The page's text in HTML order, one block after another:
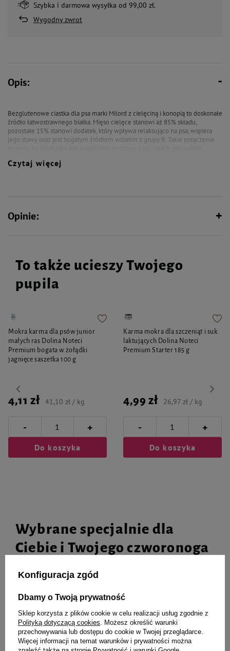
Szybka i darmowa wysyłka od 99,00 zł.
Wygodny zwrot
Opis:
Bezglutenowe ciastka dla psa marki Milord z cielęciną i konopią to doskonałe
źródło łatwostrawnego białka. Mięso cielęce stanowi aż 85% składu,
pozostałe 15% stanowi dodatek, który wpływa relaksująco na psa, wspiera
jego stawy oraz jest bogatym źródłem witamin z grupy B. Takie połączenie
robione ciasteczka poddawane są procesowi suszenia ciepłym powietrzem,
Czytaj więcej
Opinie:
To także ucieszy Twojego
pupila
Mokra karma dla psów junior
małych ras Dolina Noteci
Premium bogata w żołądki
jagnięce saszetka 100 g
4,11 zł 41,10 zł / kg
- +
Do koszyka
Karma mokra dla szczeniąt i suk
laktujących Dolina Noteci
Premium Starter 185 g
4,99 zł 26,97 zł / kg
- +
Do koszyka
Wybrane specjalnie dla
Ciebie i Twojego czworonoga
Mokra karma dla psa Rafi z
Mokra karma dla psów małych
cielęcina, pomidorami i
makaronem saszetka 100 g
Konfiguracja zgód
Dbamy o Twoją prywatność
Sklep korzysta z plików cookie w celu realizacji usług zgodnie z
Polityką dotyczącą cookies. Możesz określić warunki
przechowywania lub dostępu do cookie w Twojej przeglądarce.
Więcej informacji na temat warunków i prywatności można